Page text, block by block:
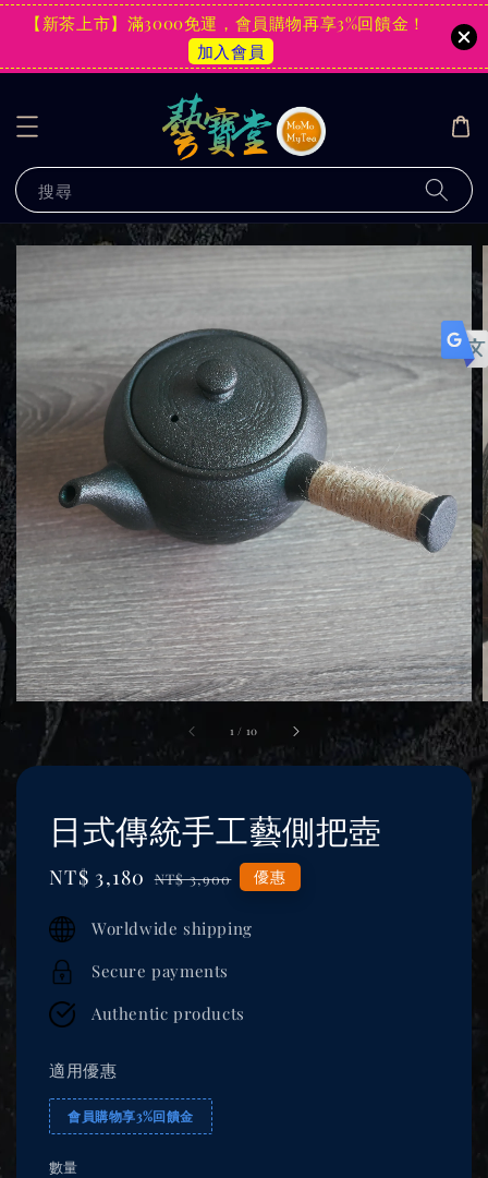
【新茶上市】滿3000免運，會員購物再享3%回饋金！
加入會員
搜尋
1 / 10
日式傳統手工藝側把壺
Sale
NT$ 3,180 Regular
NT$ 3,900 優惠
Worldwide shipping
Secure payments
Authentic products
適用優惠
會員購物享3%回饋金
數量